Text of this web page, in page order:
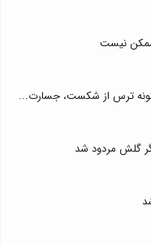
ممکن نیست
ترس از شکست، جسارت...
گلش مردود شد